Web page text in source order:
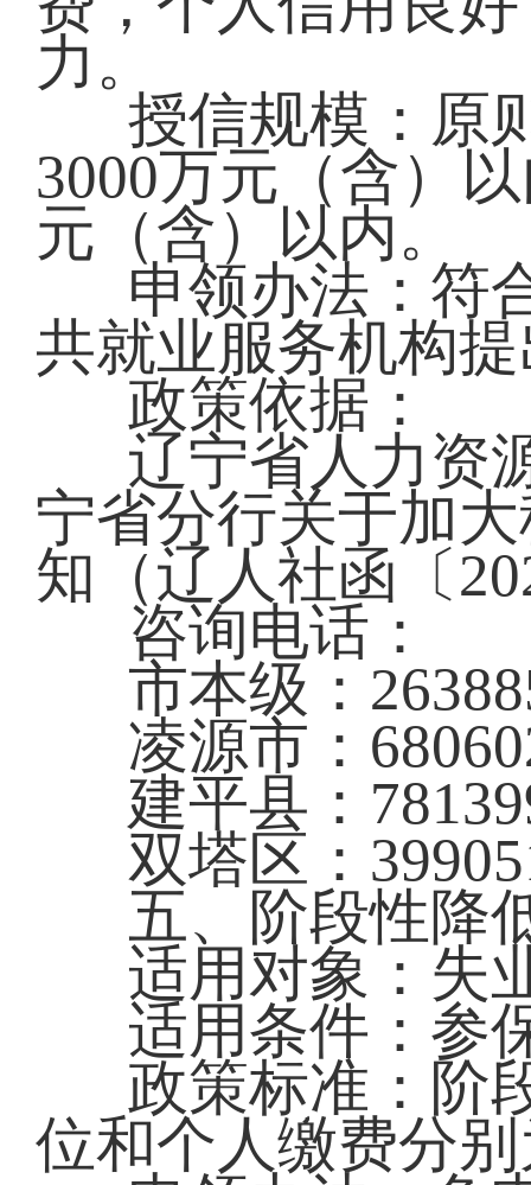
力。
授信规模：原
3000万元（含）
元（含）以内。
申领办法：符
共就业服务机构
政策依据：
辽宁省人力资
宁省分行关于加
知（辽人社函〔
咨询电话：
市本级：
凌源市：
建平县：
双塔区：
五、阶段性降
适用对象：失
适用条件：参
政策标准：阶
位和个人缴费分别